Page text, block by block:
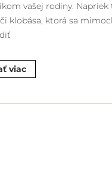
vašej rodiny. Napriek
klobása, ktorá sa
viac